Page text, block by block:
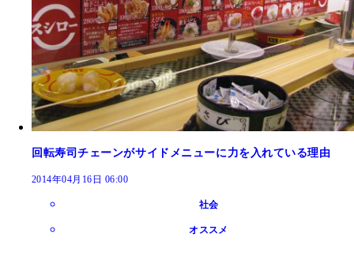
回転寿司チェーンがサイドメニューに力を入れている理由
2014年04月16日 06:00
社会
オススメ